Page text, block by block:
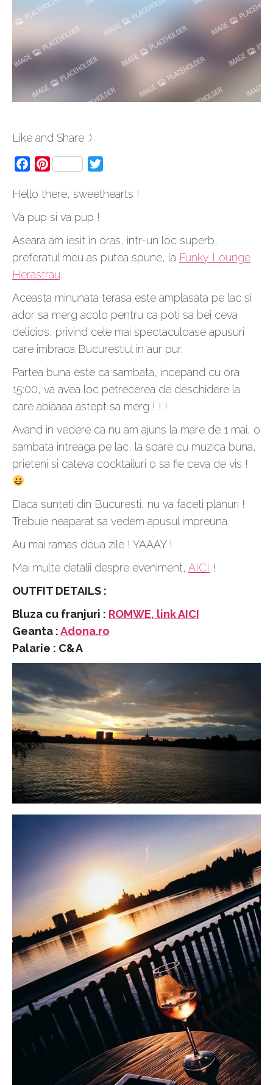
Like and Share :)
FacebookPinterest
Hello there, sweethearts !
Va pup si va pup !
Aseara am iesit in oras, intr-un loc superb,
preferatul meu as putea spune, la Funky Lounge
Herastrau.
Aceasta minunata terasa este amplasata pe lac si
ador sa merg acolo pentru ca poti sa bei ceva
delicios, privind cele mai spectaculoase apusuri
care imbraca Bucurestiul in aur pur.
Partea buna este ca sambata, incepand cu ora
15:00, va avea loc petrecerea de deschidere la
care abiaaaa astept sa merg ! ! !
Avand in vedere ca nu am ajuns la mare de 1 mai, o
sambata intreaga pe lac, la soare cu muzica buna,
prieteni si cateva cocktailuri o sa fie ceva de vis !
Daca sunteti din Bucuresti, nu va faceti planuri !
Trebuie neaparat sa vedem apusul impreuna.
Au mai ramas doua zile ! YAAAY !
Mai multe detalii despre eveniment, AICI !
OUTFIT DETAILS :
Bluza cu franjuri : ROMWE, link AICI
Geanta :Adona.ro
Palarie : C&A